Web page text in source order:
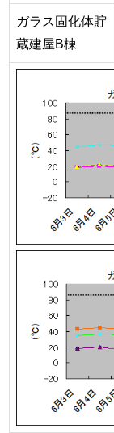
ガラス固化体貯
蔵建屋B棟